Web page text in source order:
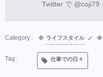
Twitter で @coji79
ライフスタイル
仕事での日々